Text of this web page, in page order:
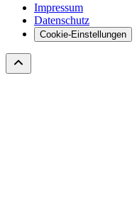
Impressum
Datenschutz
Cookie-Einstellungen